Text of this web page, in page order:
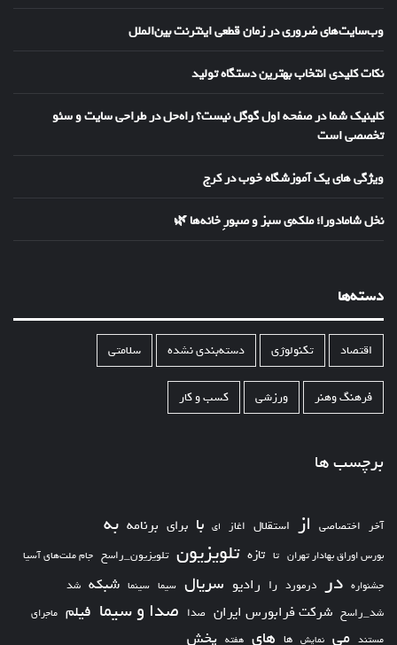
وب‌سایت‌های ضروری در زمان قطعی اینترنت بین‌الملل
نکات کلیدی انتخاب بهترین دستگاه تولید
کلینیک شما در صفحه اول گوگل نیست؟ راه‌حل در طراحی سایت و سئو
تخصصی است
ویژگی های یک آموزشگاه خوب در کرج
نخل شامادورا؛ ملکه‌ی سبز و صبورِ خانه‌ها 🌿
دسته‌ها
اقتصاد تکنولوژی دسته‌بندی نشده سلامتی
فرهنگ وهنر ورزشی کسب و کار
برچسب ها
آخر اختصاصی از استقلال اغاز ای با برای برنامه به
بورس اوراق بهادار تهران تا تازه تلویزیون تلویزیون_راسخ جام ملت‌های آسیا
جشنواره در درمورد را رادیو سریال سیما سینما شبکه شد
شد_راسخ شرکت فرابورس ایران صدا صدا و سیما فیلم ماجرای
مستند می نمایش ها های هفته پخش